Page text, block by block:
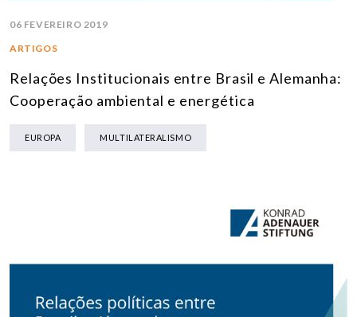
06 FEVEREIRO 2019
ARTIGOS
Relações Institucionais entre Brasil e Alemanha:
Cooperação ambiental e energética
EUROPA MULTILATERALISMO